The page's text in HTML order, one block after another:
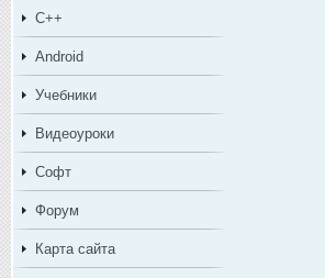
C++
Android
Учебники
Видеоуроки
Софт
Форум
Карта сайта